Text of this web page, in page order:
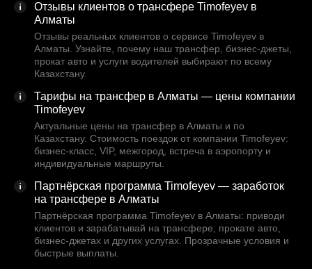
Отзывы клиентов о трансфере Timofeyev в
Алматы
Отзывы реальных клиентов о сервисе Timofeyev в
Алматы. Узнайте, почему наш трансфер, бизнес-джеты,
прокат авто и услуги водителей выбирают по всему
Казахстану.
Тарифы на трансфер в Алматы — цены компании
Timofeyev
Актуальные цены на трансфер в Алматы и по
Казахстану. Стоимость поездок от компании Timofeyev:
бизнес-класс, VIP, межгород, встреча в аэропорту и
индивидуальные маршруты.
Партнёрская программа Timofeyev — заработок
на трансфере в Алматы
Партнёрская программа Timofeyev в Алматы: приводи
клиентов и зарабатывай на трансфере, прокате авто,
бизнес-джетах и других услугах. Прозрачные условия и
быстрые выплаты.